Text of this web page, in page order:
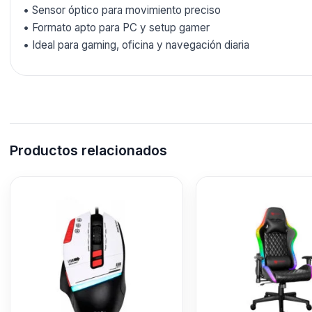
• Sensor óptico para movimiento preciso
• Formato apto para PC y setup gamer
• Ideal para gaming, oficina y navegación diaria
Productos relacionados